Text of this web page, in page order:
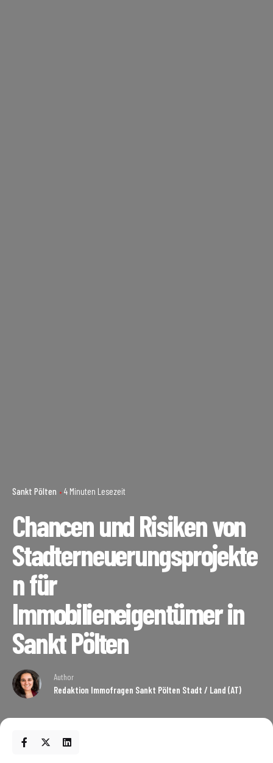
Sankt Pölten 4 Minuten Lesezeit
Chancen und Risiken von
Stadterneuerungsprojekte
n für
Immobilieneigentümer in
Sankt Pölten
Author
Redaktion Immofragen Sankt Pölten Stadt / Land (AT)